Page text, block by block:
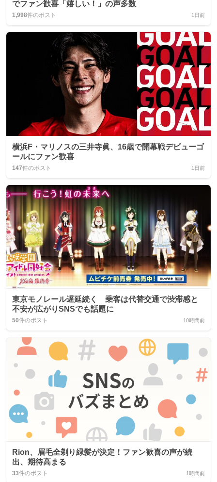
でファン歓喜「嬉しい！」の声多数
1,998件のポスト 1日前
横浜F・マリノスの三井寺眞、16歳で開幕戦デビューゴ
ールにファン歓喜
147件のポスト 1日前
東京モノレール遅延続く 乗客は代替交通で渋滞感と
不安が広がりSNSでも話題に
50件のポスト 10時間前
Rion、眉毛全剃り緑髪が決定！ファン歓喜の声が続
出、期待高まる
33件のポスト 1時間前